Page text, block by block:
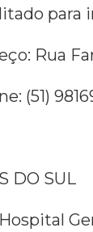
para
Rua
(51)
DO SUL